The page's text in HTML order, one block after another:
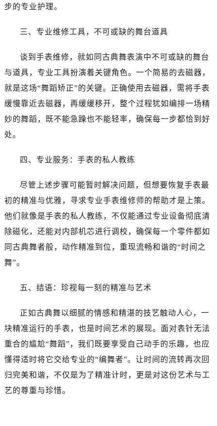
步的专业护理。
三、专业维修工具，不可或缺的舞台道具
谈到手表维修，就如同古典舞表演中不可或缺的舞台
与道具，专业工具扮演着关键角色。一个简易的去磁器，
就是这场“舞蹈矫正”的关键。正确使用去磁器，需将手表
缓慢靠近去磁器，再缓缓移开，整个过程犹如编排一场精
妙的舞蹈，既不能急躁也不能轻率，确保每一步都恰到好
处。
四、专业服务：手表的私人教练
尽管上述步骤可能暂时解决问题，但想要恢复手表最
初的精准与优雅，寻求专业手表维修师的帮助才是上策。
他们就像是手表的私人教练，不仅能通过专业设备彻底清
除磁化，还能对内部机芯进行调校，确保每一个零件都如
同古典舞者般，动作精准到位，重现流畅和谐的“时间之
舞”。
五、结语：珍视每一刻的精准与艺术
正如古典舞以细腻的情感和精湛的技艺触动人心，一
块精准运行的手表，也是时间艺术的展现。面对表针无法
重合的尴尬“舞蹈”，我们既要享受自己动手的乐趣，也应
懂得适时将它交给专业的“编舞者”。让时间的流转再次回
归完美和谐，不仅是为了精准计时，更是对这份艺术与工
艺的尊重与珍惜。